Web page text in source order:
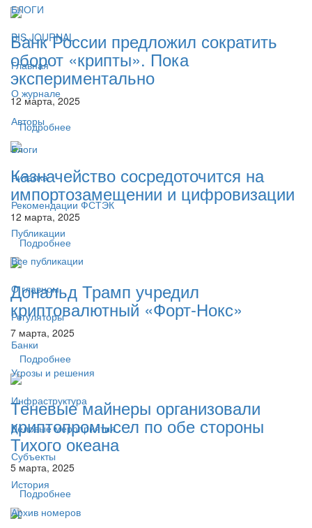
БЛОГИ
BIS JOURNAL
Главная
О журнале
Авторы
Блоги
Читалка
Рекомендации ФСТЭК
Публикации
Все публикации
О главном
Регуляторы
Банки
Угрозы и решения
Инфраструктура
Деловые мероприятия
Субъекты
История
Архив номеров
Банк России предложил сократить
оборот «крипты». Пока
экспериментально
12 марта, 2025
Подробнее
Казначейство сосредоточится на
импортозамещении и цифровизации
12 марта, 2025
Подробнее
Дональд Трамп учредил
криптовалютный «Форт-Нокс»
7 марта, 2025
Подробнее
Теневые майнеры организовали
криптопромысел по обе стороны
Тихого океана
5 марта, 2025
Подробнее